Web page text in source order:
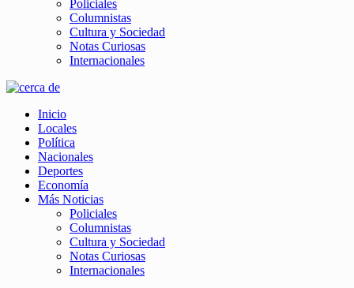
Policiales
Columnistas
Cultura y Sociedad
Notas Curiosas
Internacionales
Inicio
Locales
Política
Nacionales
Deportes
Economía
Más Noticias
Policiales
Columnistas
Cultura y Sociedad
Notas Curiosas
Internacionales